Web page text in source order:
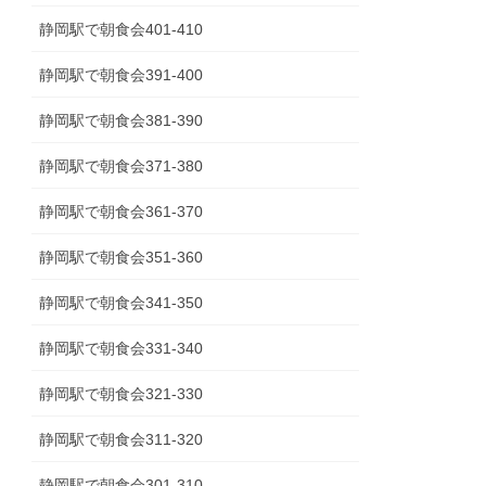
静岡駅で朝食会401-410
静岡駅で朝食会391-400
静岡駅で朝食会381-390
静岡駅で朝食会371-380
静岡駅で朝食会361-370
静岡駅で朝食会351-360
静岡駅で朝食会341‐350
静岡駅で朝食会331-340
静岡駅で朝食会321-330
静岡駅で朝食会311-320